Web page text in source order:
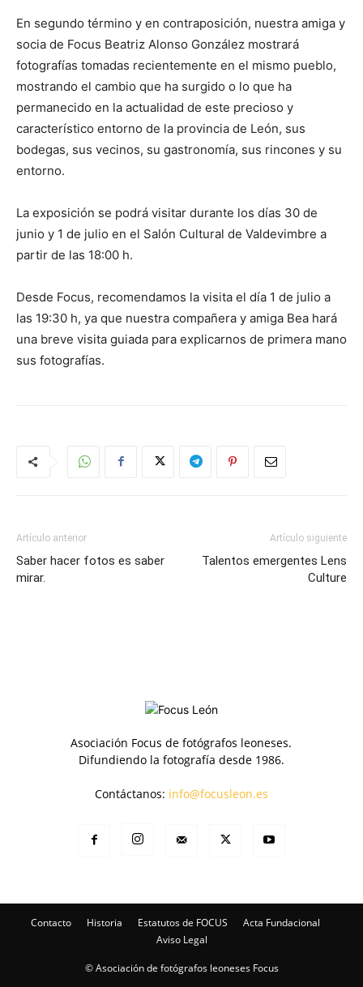
En segundo término y en contraposición, nuestra amiga y
socia de Focus Beatriz Alonso González mostrará
fotografías tomadas recientemente en el mismo pueblo,
mostrando el cambio que ha surgido o lo que ha
permanecido en la actualidad de este precioso y
característico entorno de la provincia de León, sus
bodegas, sus vecinos, su gastronomía, sus rincones y su
entorno.
La exposición se podrá visitar durante los días 30 de
junio y 1 de julio en el Salón Cultural de Valdevimbre a
partir de las 18:00 h.
Desde Focus, recomendamos la visita el día 1 de julio a
las 19:30 h, ya que nuestra compañera y amiga Bea hará
una breve visita guiada para explicarnos de primera mano
sus fotografías.
Artículo anterior
Saber hacer fotos es saber
mirar.
Artículo siguiente
Talentos emergentes Lens
Culture
Asociación Focus de fotógrafos leoneses.
Difundiendo la fotografía desde 1986.
Contáctanos: info@focusleon.es
Contacto Historia Estatutos de FOCUS
Acta Fundacional
Aviso Legal
© Asociación de fotógrafos leoneses Focus